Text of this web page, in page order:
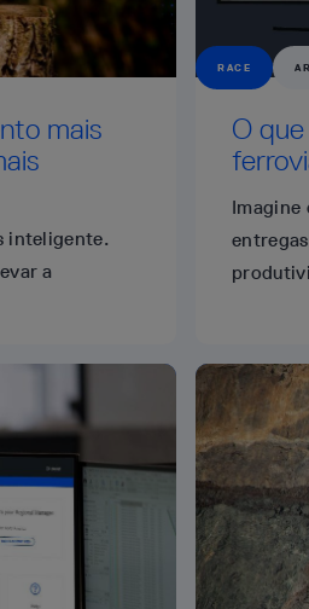
mais
inteligente.
a
RACE
O
Imagine